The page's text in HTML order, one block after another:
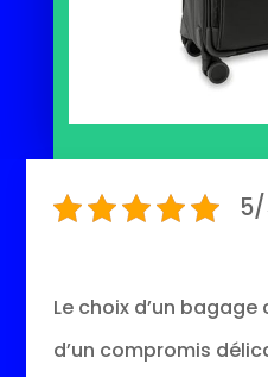
Le choix d’un
d’un compromis